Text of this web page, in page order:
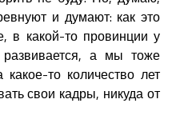
и думают: как это
в какой-то провинции у
а мы тоже
то количество лет
свои кадры, никуда от